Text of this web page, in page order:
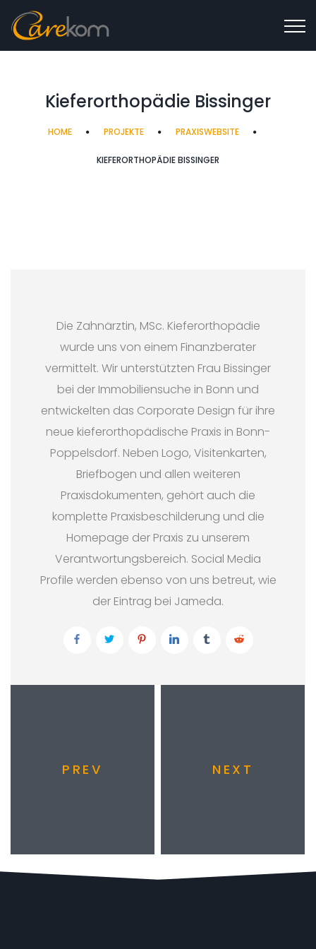
Kieferorthopädie Bissinger
HOME PROJEKTE PRAXISWEBSITE
KIEFERORTHOPÄDIE BISSINGER
Die Zahnärztin, MSc. Kieferorthopädie
wurde uns von einem Finanzberater
vermittelt. Wir unterstützten Frau Bissinger
bei der Immobiliensuche in Bonn und
entwickelten das Corporate Design für ihre
neue kieferorthopädische Praxis in Bonn-
Poppelsdorf. Neben Logo, Visitenkarten,
Briefbogen und allen weiteren
Praxisdokumenten, gehört auch die
komplette Praxisbeschilderung und die
Homepage der Praxis zu unserem
Verantwortungsbereich. Social Media
Profile werden ebenso von uns betreut, wie
der Eintrag bei Jameda.
PREV NEXT